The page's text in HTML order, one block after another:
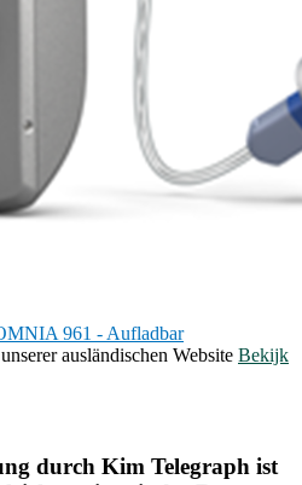
961 - Aufladbar
ausländischen Website Bekijk
durch Kim Telegraph ist